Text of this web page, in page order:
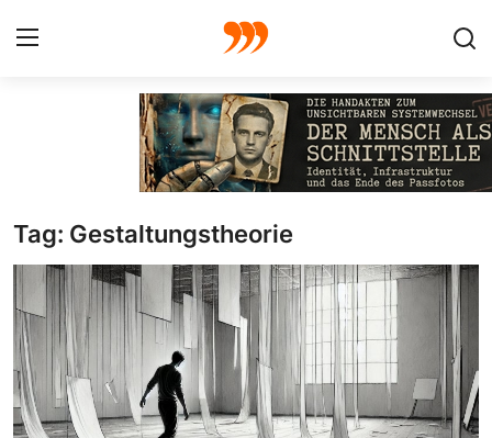
Galerie
GRAFIK
Redaktion
Beiträge
Tag: Gestaltungstheorie